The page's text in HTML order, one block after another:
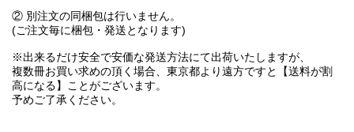
② 別注文の同梱包は行いません。
(ご注文毎に梱包・発送となります)
※出来るだけ安全で安価な発送方法にて出荷いたしますが、
複数冊お買い求めの頂く場合、東京都より遠方ですと【送料が割
高になる】ことがございます。
予めご了承ください。